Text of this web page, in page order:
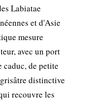
Labiatae
et d'Asie
mesure
avec un port
caduc, de petite
distinctive
recouvre les